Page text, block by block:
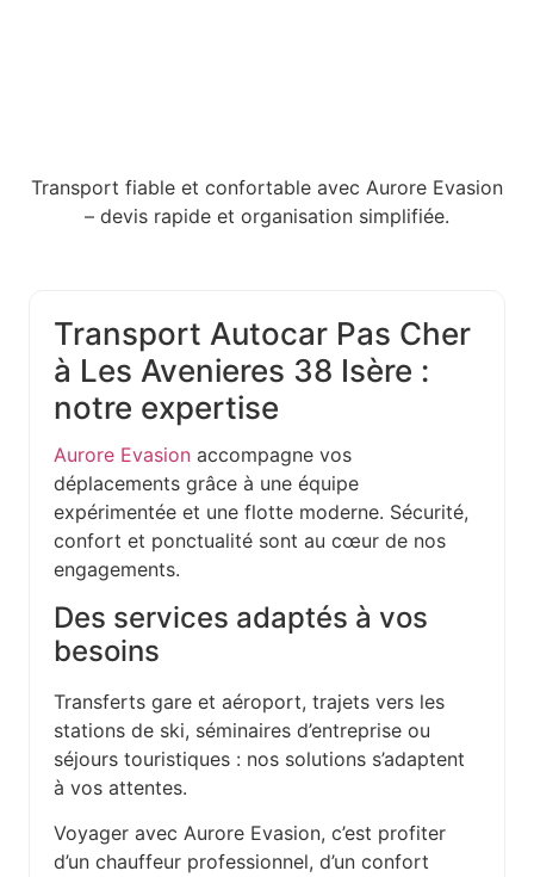
Transport fiable et confortable avec Aurore Evasion
– devis rapide et organisation simplifiée.
Transport Autocar Pas Cher
à Les Avenieres 38 Isère :
notre expertise
Aurore Evasion accompagne vos
déplacements grâce à une équipe
expérimentée et une flotte moderne. Sécurité,
confort et ponctualité sont au cœur de nos
engagements.
Des services adaptés à vos
besoins
Transferts gare et aéroport, trajets vers les
stations de ski, séminaires d’entreprise ou
séjours touristiques : nos solutions s’adaptent
à vos attentes.
Voyager avec Aurore Evasion, c’est profiter
d’un chauffeur professionnel, d’un confort